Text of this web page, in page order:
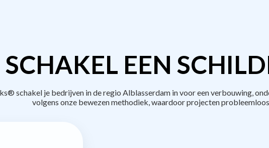
SCHAKEL EEN
schakel je bedrijven in de regio Alblasserdam in voor een verbouwing,
volgens onze bewezen methodiek, waardoor projecten